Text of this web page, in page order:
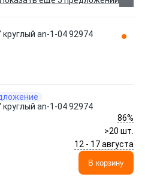
круглый an-1-04 92974
круглый an-1-04 92974
86%
>20 шт.
12 - 17 августа
В корзину